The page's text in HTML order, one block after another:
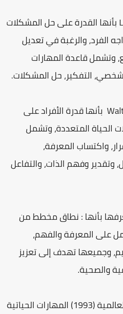
Lieberman بأنها القدرة على حل المشكلات
الفرد، والرغبة في تعديل
وتشمل قاعدة المهارات
التفكير، حل المشكلات.
Waltermire بأنها قدرة الأفراد على
الحياة المتعددة، وتشمل
واكتساب المعرفة،
وتقدير وفهم الذات، والتفاعل
بأنها : نطاق مخطط من
على المعرفة والفهم،
وجميعها تهدف إلى تعزيز
والصحية.
كما تعرف منظمة الصحة العالمية (1993) المهارات الحياتية